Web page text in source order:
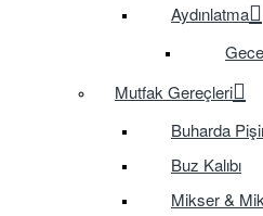
Aydınlatma
Mutfak Gereçleri
Buharda
Buz Kalıbı
Mikser &